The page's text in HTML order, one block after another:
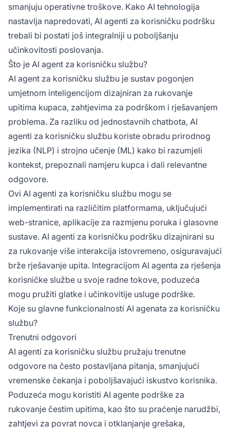
smanjuju operativne troškove. Kako AI tehnologija
nastavlja napredovati, AI agenti za korisničku podršku
trebali bi postati još integralniji u poboljšanju
učinkovitosti poslovanja.
Što je AI agent za korisničku službu?
AI agent za korisničku službu je sustav pogonjen
umjetnom inteligencijom dizajniran za rukovanje
upitima kupaca, zahtjevima za podrškom i rješavanjem
problema. Za razliku od jednostavnih chatbota, AI
agenti za korisničku službu koriste obradu prirodnog
jezika (NLP) i strojno učenje (ML) kako bi razumjeli
kontekst, prepoznali namjeru kupca i dali relevantne
odgovore.
Ovi AI agenti za korisničku službu mogu se
implementirati na različitim platformama, uključujući
web-stranice, aplikacije za razmjenu poruka i glasovne
sustave. AI agenti za korisničku podršku dizajnirani su
za rukovanje više interakcija istovremeno, osiguravajući
brže rješavanje upita. Integracijom AI agenta za rješenja
korisničke službe u svoje radne tokove, poduzeća
mogu pružiti glatke i učinkovitije usluge podrške.
Koje su glavne funkcionalnosti AI agenata za korisničku
službu?
Trenutni odgovori
AI agenti za korisničku službu pružaju trenutne
odgovore na često postavljana pitanja, smanjujući
vremenske čekanja i poboljšavajući iskustvo korisnika.
Poduzeća mogu koristiti AI agente podrške za
rukovanje čestim upitima, kao što su praćenje narudžbi,
zahtjevi za povrat novca i otklanjanje grešaka,